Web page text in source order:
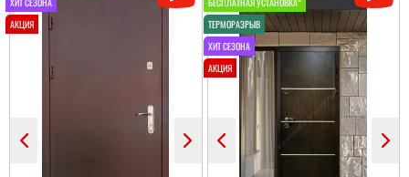
Не переплачуєш
посереднику і купуєш
двері напряму у
виробника, тому якщо
цінуєте свої кошти і вам
потрібні двері, то вам
сюди. ...